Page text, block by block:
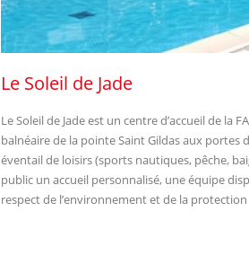
Le Soleil de Jade
Le Soleil de Jade est un centre d’accueil de la
balnéaire de la pointe Saint Gildas aux portes
éventail de loisirs (sports nautiques, pêche,
public un accueil personnalisé, une équipe
respect de l’environnement et de la